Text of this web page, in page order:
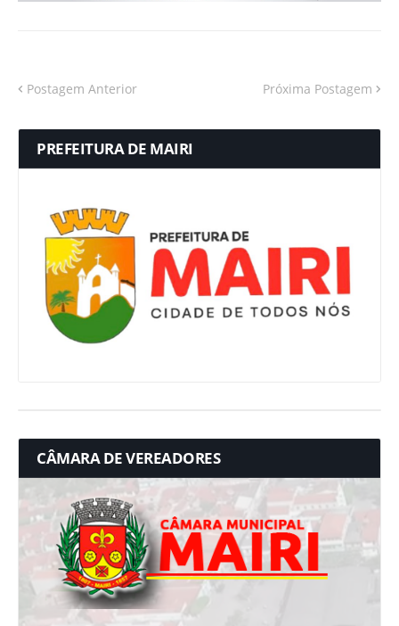
Postagem Anterior Próxima Postagem
PREFEITURA DE MAIRI
CÂMARA DE VEREADORES